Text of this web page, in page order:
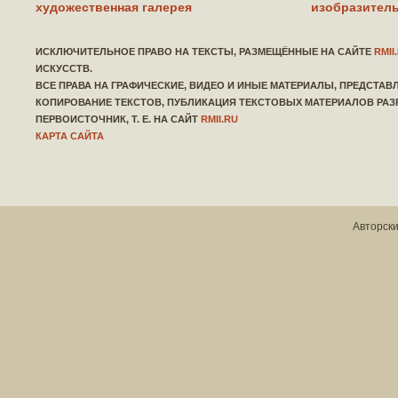
художественная галерея
ИСКЛЮЧИТЕЛЬНОЕ ПРАВО НА ТЕКСТЫ, РАЗМЕЩЁННЫЕ НА САЙТЕ
ИСКУССТВ.
ВСЕ ПРАВА НА ГРАФИЧЕСКИЕ, ВИДЕО И ИНЫЕ МАТЕРИАЛЫ,
КОПИРОВАНИЕ ТЕКСТОВ, ПУБЛИКАЦИЯ ТЕКСТОВЫХ МАТЕРИАЛОВ
ПЕРВОИСТОЧНИК, Т. Е. НА САЙТ RMII.RU
КАРТА САЙТА